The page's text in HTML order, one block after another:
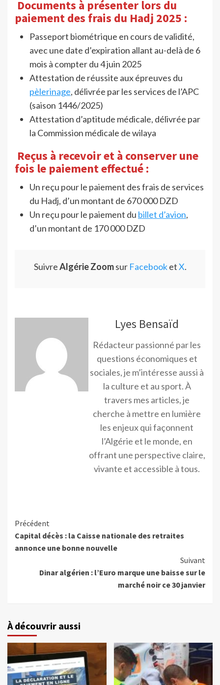
Documents à présenter lors du
paiement des frais du Hadj 2025 :
Passeport biométrique en cours de validité,
avec une date d’expiration allant au-delà de 6
mois à compter du 4 juin 2025
Attestation de réussite aux épreuves du
pèlerinage, délivrée par les services de l’APC
(saison 1446/2025)
Attestation d’aptitude médicale, délivrée par
la Commission médicale de wilaya
Reçus à recevoir et à conserver une
fois le paiement effectué :
Un reçu pour le paiement des frais de services
du Hadj, d’un montant de 670 000 DZD
Un reçu pour le paiement du billet d’avion,
d’un montant de 170 000 DZD
SuivreAlgérie Zoomsur FacebooketX.
Lyes Bensaïd
Rédacteur passionné par les
questions économiques et
sociales, je m’intéresse aussi à
la culture et au sport. À
travers mes articles, je
cherche à mettre en lumière
les enjeux qui façonnent
l’Algérie et le monde, en
offrant une perspective claire,
vivante et accessible à tous.
Précédent
Capital décès : la Caisse nationale des retraites
annonce une bonne nouvelle
Suivant
Dinar algérien : l’Euro marque une baisse sur le
marché noir ce 30 janvier
À découvrir aussi